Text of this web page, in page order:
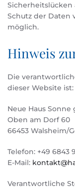
Sicherheitslücken
Schutz der Daten
möglich.
Hinweis
Die
dieser Website ist:
Neue Haus Sonne
Oben am Dorf 60
66453 Walsheim/
Telefon: +49 6843
E-Mail:
Verantwortliche